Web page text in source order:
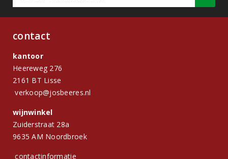
contact
kantoor
Heereweg 276
2161 BT Lisse
verkoop@josbeeres.nl
wijnwinkel
Zuiderstraat 28a
9635 AM Noordbroek
contactinformatie